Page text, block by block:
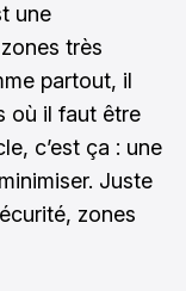
une
très
partout, il
où il faut être
c’est ça : une
Juste
zones